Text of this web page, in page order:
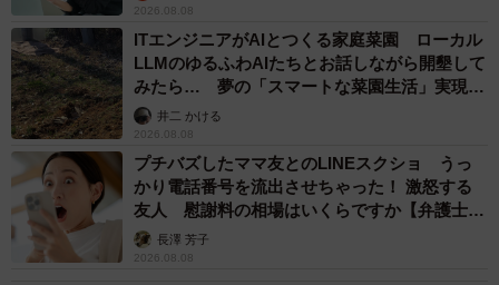
2026.08.08
ITエンジニアがAIとつくる家庭菜園 ローカル
LLMのゆるふわAIたちとお話しながら開墾して
みたら… 夢の「スマートな菜園生活」実現な
るか井二 かける
2026.08.08
プチバズしたママ友とのLINEスクショ うっ
かり電話番号を流出させちゃった！ 激怒する
友人 慰謝料の相場はいくらですか【弁護士が
解説】長澤 芳子
2026.08.08